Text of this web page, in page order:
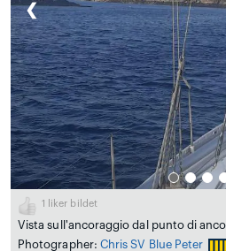
❮
1 liker bildet
Vista sull'ancoraggio dal punto di
Photographer: Chris SV Blue Peter